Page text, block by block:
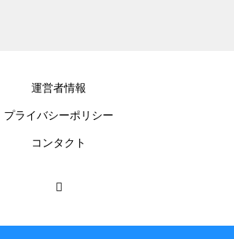
運営者情報
プライバシーポリシー
コンタクト